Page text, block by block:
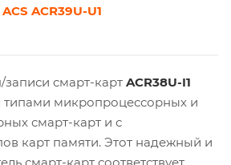
ACR39U-U1
записи смарт-карт ACR38U-I1
типами микропроцессорных и
смарт-карт и с
карт памяти. Этот надежный и